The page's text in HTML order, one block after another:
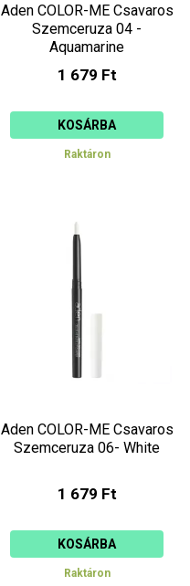
Aden COLOR-ME Csavaros
Szemceruza 04 -
Aquamarine
1 679 Ft
KOSÁRBA
Raktáron
Aden COLOR-ME Csavaros
Szemceruza 06- White
1 679 Ft
KOSÁRBA
Raktáron